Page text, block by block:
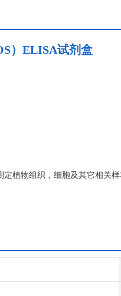
）ELISA试剂盒
植物组织，细胞及其它相关